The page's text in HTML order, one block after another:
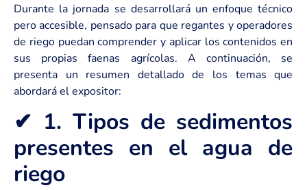
Durante la jornada se desarrollará un enfoque técnico
pero accesible, pensado para que regantes y operadores
de riego puedan comprender y aplicar los contenidos en
sus propias faenas agrícolas. A continuación, se
presenta un resumen detallado de los temas que
abordará el expositor:
✔ 1. Tipos de sedimentos
presentes en el agua de
riego